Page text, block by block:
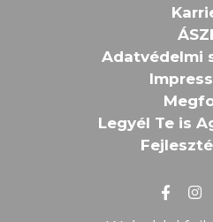
Adatvédelmi
Legyél Te is